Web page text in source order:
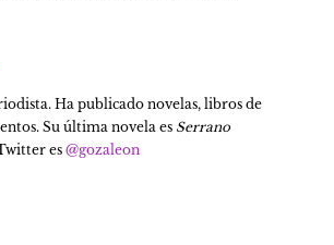
Ha publicado novelas, libros de
Su última novela es
Serrano
es @gozaleon